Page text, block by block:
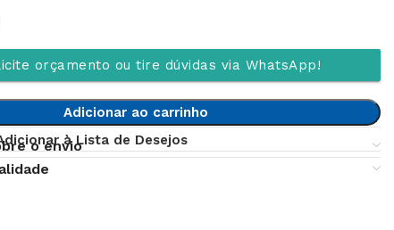
orçamento ou tire dúvidas via WhatsApp!
Adicionar ao carrinho
à Lista de Desejos
o envio